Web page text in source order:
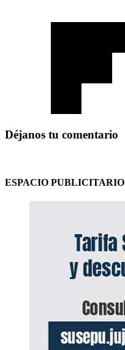
Déjanos tu comentario
ESPACIO PUBLICITARIO